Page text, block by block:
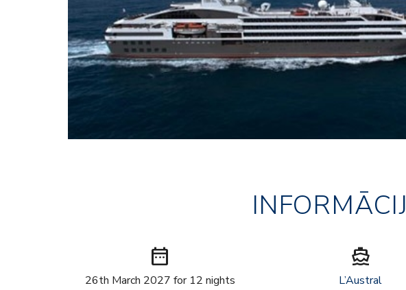
date_range
26th March 2027 for 12 nights
directions_boat
L’Austral